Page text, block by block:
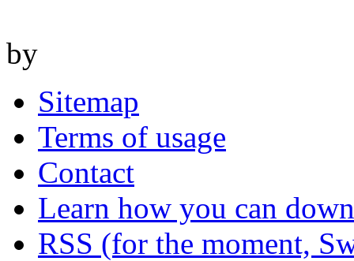
by
Sitemap
Terms of usage
Contact
Learn how you can
RSS (for the moment,